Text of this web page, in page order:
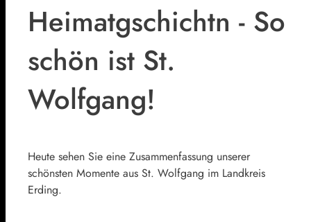
Heimatgschichtn - So
schön ist St.
Wolfgang!
Heute sehen Sie eine Zusammenfassung unserer
schönsten Momente aus St. Wolfgang im Landkreis
Erding.